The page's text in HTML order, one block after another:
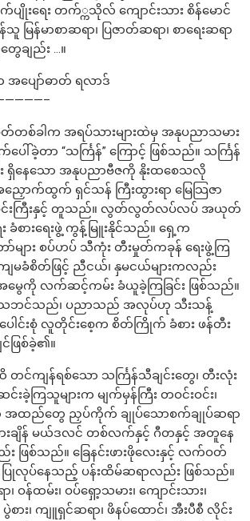
ပျိုးရေး တက်္ကသိုလ် ကျောင်းသား စိန်မောင်
ြန်မာစာဆရာ၊ ပြဇာတ်ဆရာ၊ စာရေးဆရာ
ချည်း …။
ပျော်ဓာတ် ရလာဒ်
တစ်ခါက အရပ်သားများထဲမှ အနုပညာသမား
ပေါ်ခဲ့တာ “သင်္ကြန်” ကြောင့် ဖြစ်သည်။ သင်္ကြန်
ရှိနေသော အနုပညာဗီဇကို နိုးထစေသလို
ောက်ထွက် ရှင်သန် ကြီးထွားရာ မြေသြဇာ
င်းကြီးနှင့် တူသည်။ လွတ်လွတ်လပ်လပ် အယုတ်
စားရေးဖွဲ့ ကွန့်မြူးနိုင်သည်။ ရှေ့က
ာ်များ စပ်ဟပ် သီကုံး တီးမှုတ်ကခုန် ရေးဖွဲ့ကြ
ျမခံစိတ်ဖြင့် ညီငယ်၊ နှမငယ်များကလည်း
ေကို လက်ဆင့်ကမ်း ခံယူခဲ့ကြခြင်း ဖြစ်သည်။
ဘင်သည်၊ ပညာသည် အလုပ်ဟု သီးသန့်
ပေါင်းစုံ လူတိုင်းစေ့က စိတ်ကြိုက် ခံစား ဖန်တီး
ဖြစ်ခဲ့၏။
င်ကျန်ရစ်သော သင်္ကြန်သီချင်းတွေ၊ တီးလုံး
ကြသူများက မျက်မှန်ကြီး တဝင်းဝင်း၊
ာ အထည်တွေ ညှပ်ကိုက် ချုပ်သောစက်ချုပ်ဆရာ
းချိန် မယ်ဒလင် တစ်လက်နှင့် ဂီတနှင့် အတူနေ
ြစ်သည်။ ခြေနင်းဖားဖိုလေးနှင့် လက်ဝတ်
ပြုလုပ်နေသည့် ပန်းထိမ်ဆရာလည်း ဖြစ်သည်။
န်ထမ်း၊ ဝပ်ရှော့သမား၊ ကျောင်းသား၊
စား၊ ကျူရှင်ဆရာ၊ ဖိနပ်ထောင်၊ အီးပီစီ လိုင်း